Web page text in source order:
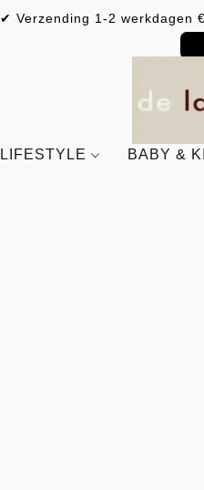
✔ Verzending 1-2
LIFESTYLE BABY &